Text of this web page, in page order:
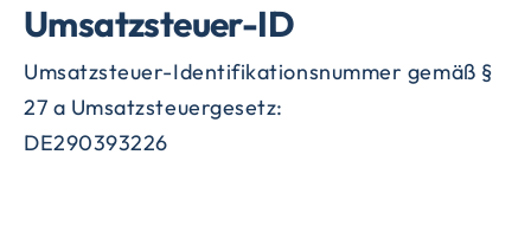
Umsatzsteuer-ID
Umsatzsteuer-Identifikationsnummer gemäß §
27 a Umsatzsteuergesetz:
DE290393226